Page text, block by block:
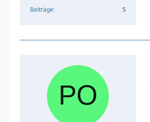
Beiträge 5